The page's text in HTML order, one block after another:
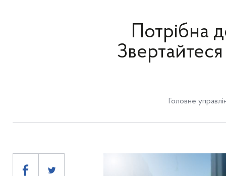
Потрібна
Головне